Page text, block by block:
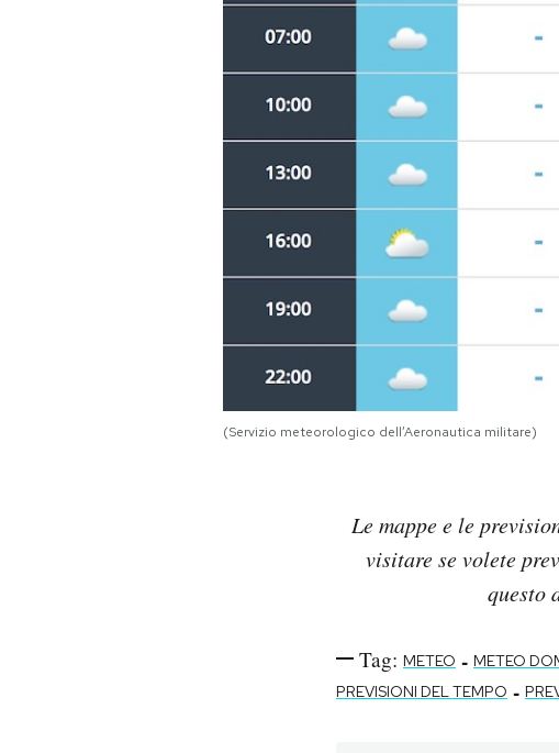
(Servizio meteorologico dell’Aeronautica militare)
Le mappe e le
visitare se volete
questo
Tag: METEO - METEO
PREVISIONI DEL TEMPO -